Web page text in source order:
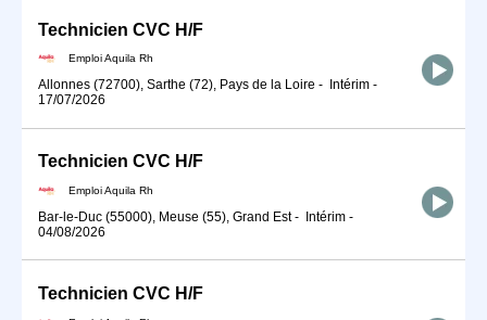
Technicien CVC H/F
Emploi Aquila Rh
Allonnes (72700), Sarthe (72), Pays de la Loire - Intérim -
17/07/2026
Technicien CVC H/F
Emploi Aquila Rh
Bar-le-Duc (55000), Meuse (55), Grand Est- Intérim -
04/08/2026
Technicien CVC H/F